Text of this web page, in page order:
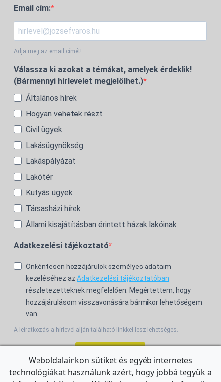
Email cím:
Adja meg az email címét!
Válassza ki azokat a témákat, amelyek érdeklik!
(Bármennyi hírlevelet megjelölhet.)
Általános hírek
Hogyan vehetek részt
Civil ügyek
Lakásügynökség
Lakáspályázat
Lakótér
Kutyás ügyek
Társasházi hírek
Állami kisajátításban érintett házak lakóinak
Adatkezelési tájékoztató
Önkéntesen hozzájárulok személyes adataim
kezeléséhez az Adatkezelési tájékoztatóban
részletezetteknek megfelelően. Megértettem, hogy
hozzájárulásom visszavonására bármikor lehetőségem
van.
A leiratkozás a hírlevél alján található linkkel lesz lehetséges.
For the English Newsletter, clickHERE.
Weboldalainkon sütiket és egyéb internetes
technológiákat használunk azért, hogy jobbá tegyük a